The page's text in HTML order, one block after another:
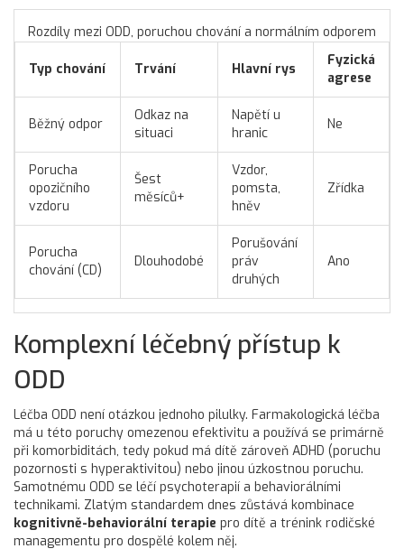
Rozdíly mezi ODD, poruchou chování a normálním odporem
Typ chování Trvání Hlavní rys
Fyzická
agrese
Běžný odpor
Odkaz na
situaci
Napětí u
hranic
Ne
Porucha
opozičního
vzdoru
Šest
měsíců+
Vzdor,
pomsta,
hněv
Zřídka
Porucha
chování (CD)
Dlouhodobé
Porušování
práv
druhých
Ano
Komplexní léčebný přístup k
ODD
Léčba ODD není otázkou jednoho pilulky. Farmakologická léčba
má u této poruchy omezenou efektivitu a používá se primárně
při komorbiditách, tedy pokud má dítě zároveň ADHD (poruchu
pozornosti s hyperaktivitou) nebo jinou úzkostnou poruchu.
Samotnému ODD se léčí psychoterapií a behaviorálními
technikami. Zlatým standardem dnes zůstává kombinace
kognitivně-behaviorální terapie pro dítě a trénink rodičské
managementu pro dospělé kolem něj.